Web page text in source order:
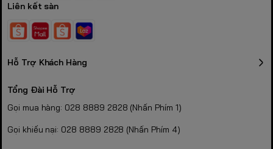
Liên kết sàn
Hỗ Trợ Khách Hàng
Tổng Đài Hỗ Trợ
Gọi mua hàng: 028 8889 2828 (Nhấn Phím 1)
Gọi khiếu nại: 028 8889 2828 (Nhấn Phím 4)